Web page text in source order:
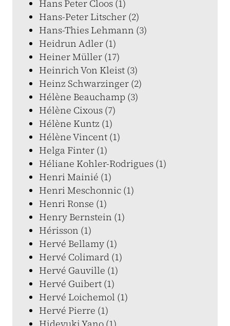
Hans Peter Cloos (1)
Hans-Peter Litscher (2)
Hans-Thies Lehmann (3)
Heidrun Adler (1)
Heiner Müller (17)
Heinrich Von Kleist (3)
Heinz Schwarzinger (2)
Hélène Beauchamp (3)
Hélène Cixous (7)
Hélène Kuntz (1)
Hélène Vincent (1)
Helga Finter (1)
Héliane Kohler-Rodrigues (1)
Henri Mainié (1)
Henri Meschonnic (1)
Henri Ronse (1)
Henry Bernstein (1)
Hérisson (1)
Hervé Bellamy (1)
Hervé Colimard (1)
Hervé Gauville (1)
Hervé Guibert (1)
Hervé Loichemol (1)
Hervé Pierre (1)